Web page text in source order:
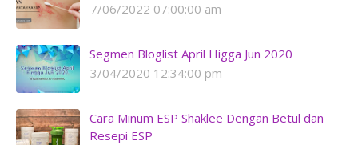
7/06/2022 07:00:00 am
Segmen Bloglist April Higga Jun 2020
3/04/2020 12:34:00 pm
Cara Minum ESP Shaklee Dengan Betul dan
Resepi ESP